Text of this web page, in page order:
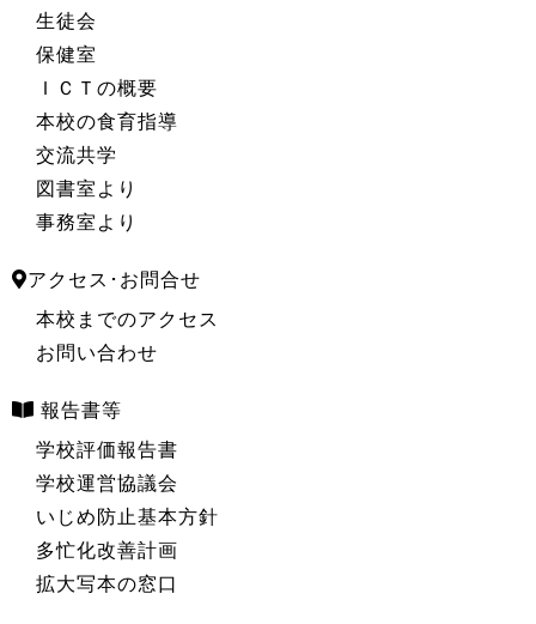
生徒会
保健室
ＩＣＴの概要
本校の食育指導
交流共学
図書室より
事務室より
アクセス･お問合せ
本校までのアクセス
お問い合わせ
報告書等
学校評価報告書
学校運営協議会
いじめ防止基本方針
多忙化改善計画
拡大写本の窓口